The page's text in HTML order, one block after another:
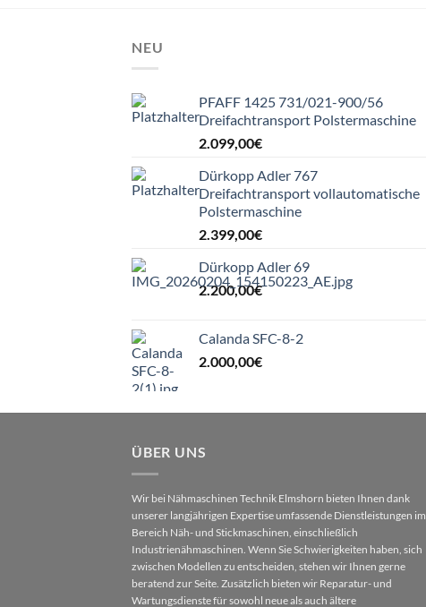
NEU
PFAFF 1425 731/021-900/56
Dreifachtransport Polstermaschine
2.099,00€
Dürkopp Adler 767
Dreifachtransport vollautomatische
Polstermaschine
2.399,00€
Dürkopp Adler 69
2.200,00€
Calanda SFC-8-2
2.000,00€
ÜBER UNS
Wir bei Nähmaschinen Technik Elmshorn bieten Ihnen dank
unserer langjährigen Expertise umfassende Dienstleistungen im
Bereich Näh- und Stickmaschinen, einschließlich
Industrienähmaschinen. Wenn Sie Schwierigkeiten haben, sich
zwischen Modellen zu entscheiden, stehen wir Ihnen gerne
beratend zur Seite. Zusätzlich bieten wir Reparatur- und
Wartungsdienste für sowohl neue als auch ältere